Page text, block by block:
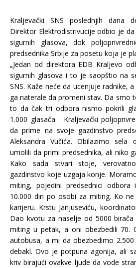
Kraljevački SNS poslednjih dana
Direktor Elektrodistrivucije odbio je
sigurnih glasova, dok
predsednika Srbije za posetu koja je
„Jedan od direktora EDB Kraljevo
sigurnih glasova i to je saopštio na
SNS. Kaže neće da ucenjuje radnike,
ga naterale da promeni stav. Da smo
to da čak tri odbora nismo pokrili
1.000 glasača. Kraljevački
da prime na svoje gazdinstvo
Aleksandra Vučića. Obilazimo sela
umolili da primi predsednika, ali niko
Kako sada stvari stoje,
gazdinstvo koje uzgaja konje.
miting, pojedini predsednici
10.000 din po osobi za miting. Ko
karijeru. Krstu Janjuseviću,
Dao kvotu za naselje od 5000
miting u petak, a oni obezbedili 70.
autobusa, a mi da obezbedimo
debakl. Ovo je potpuna agonija, ali
kriv birajući ovakve ljude da vode